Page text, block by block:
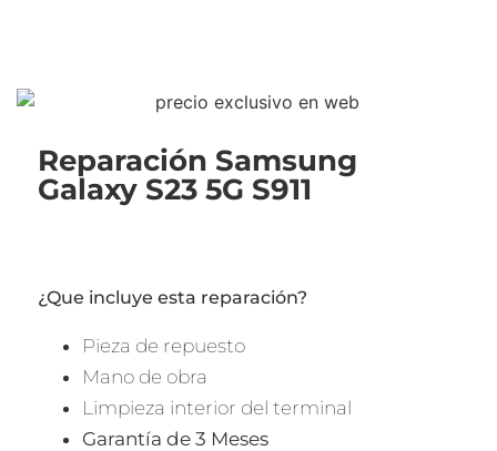
Reparación Samsung
Galaxy S23 5G S911
¿Que incluye esta reparación?
Pieza de repuesto
Mano de obra
Limpieza interior del terminal
Garantía de 3 Meses